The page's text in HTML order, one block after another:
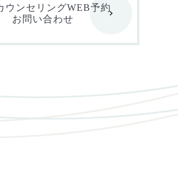
ウンセリングWEB予約
お問い合わせ